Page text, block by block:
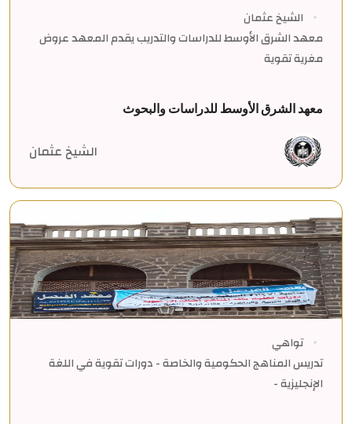
الشيخ عثمان
معهد الشرق الأوسط للدراسات والتدريب يقدم المعهد عروض
مغرية تقوية
معهد الشرق الأوسط للدراسات والبحوث
الشيخ عثمان
تواهي
تدريس المناهج الحكومية والخاصة - دورات تقوية في اللغة
الإنجليزية -